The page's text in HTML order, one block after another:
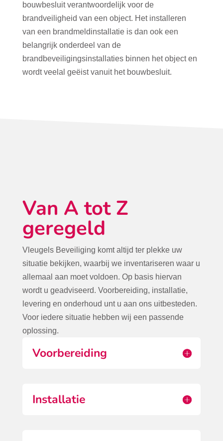
bouwbesluit verantwoordelijk voor de
brandveiligheid van een object. Het installeren
van een brandmeldinstallatie is dan ook een
belangrijk onderdeel van de
brandbeveiligingsinstallaties binnen het object en
wordt veelal geëist vanuit het bouwbesluit.
Van A tot Z
geregeld
Vleugels Beveiliging komt altijd ter plekke uw
situatie bekijken, waarbij we inventariseren waar u
allemaal aan moet voldoen. Op basis hiervan
wordt u geadviseerd. Voorbereiding, installatie,
levering en onderhoud unt u aan ons uitbesteden.
Voor iedere situatie hebben wij een passende
oplossing.
Voorbereiding
Installatie